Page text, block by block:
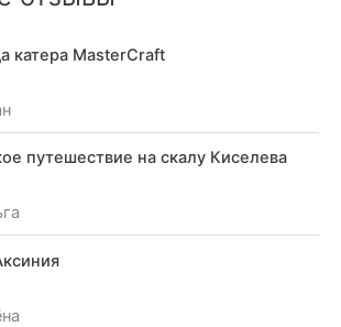
катера MasterCraft
5
путешествие на скалу Киселева
5из